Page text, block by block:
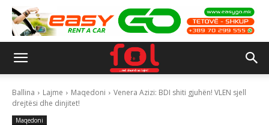
Ballina Lajme Maqedoni
Venera Azizi: BDI shiti gjuhën! VLEN sjell
drejtësi dhe dinjitet!
Maqedoni